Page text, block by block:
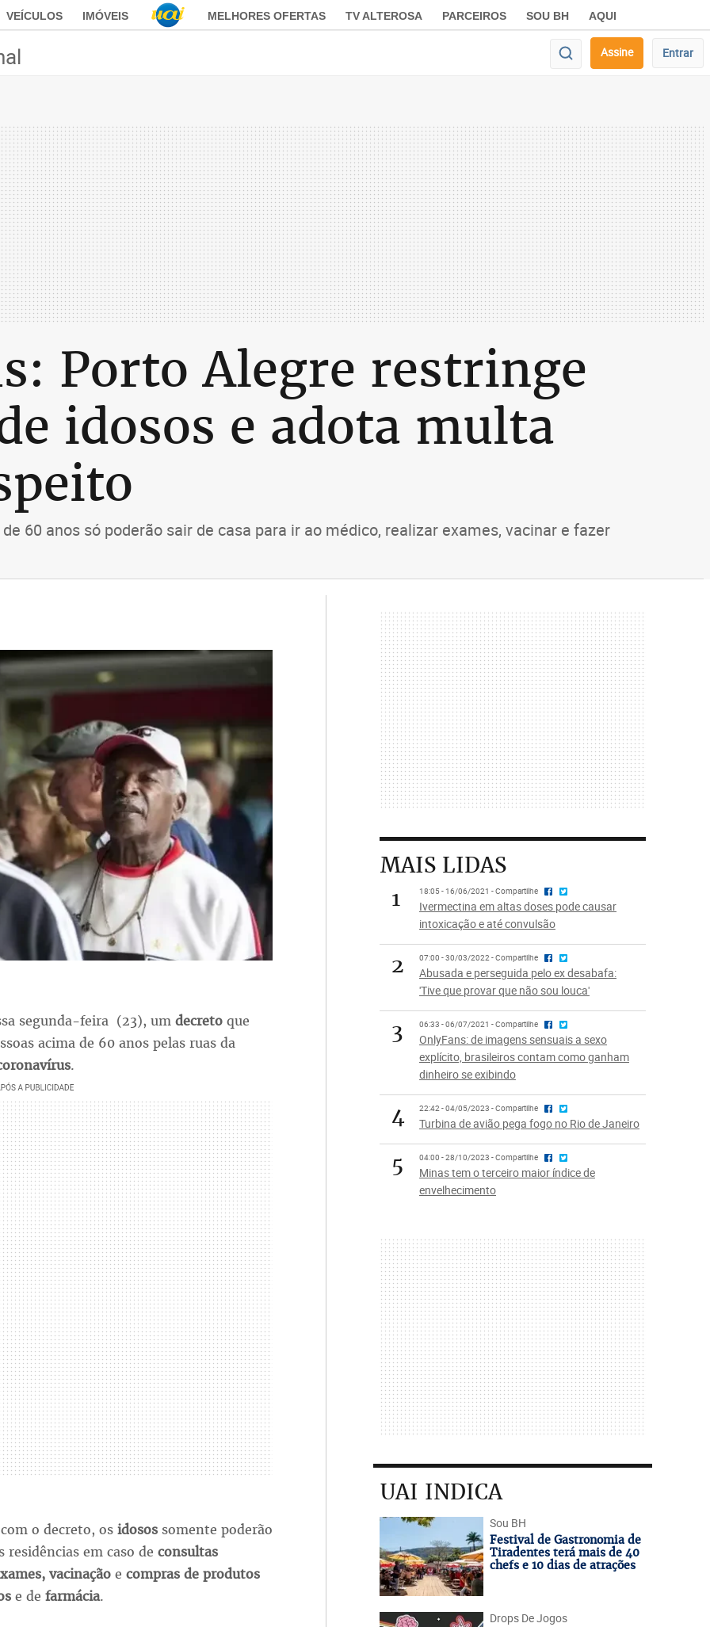
VEÍCULOS IMÓVEIS MELHORES OFERTAS TV ALTEROSA PARCEIROS SOU BH AQUI
Assine Entrar
Porto Alegre restringe
idosos e adota multa
60 anos só poderão sair de casa para ir ao médico, realizar exames, vacinar e fazer
segunda-feira (23), um decreto que
acima de 60 anos pelas ruas da
.
o decreto, os idosos somente poderão
residências em caso de consultas
vacinação e compras de produtos
e de farmácia.
MAIS LIDAS
1
18:05 - 16/06/2021 - Compartilhe
Ivermectina em altas doses pode causar
intoxicação e até convulsão
2 07:00 - 30/03/2022 - Compartilhe
Abusada e perseguida pelo ex desabafa:
'Tive que provar que não sou louca'
3 06:33 - 06/07/2021 - Compartilhe
OnlyFans: de imagens sensuais a sexo
explícito, brasileiros contam como ganham
dinheiro se exibindo
4 22:42 - 04/05/2023 - Compartilhe
Turbina de avião pega fogo no Rio de Janeiro
5 04:00 - 28/10/2023 - Compartilhe
Minas tem o terceiro maior índice de
envelhecimento
UAI INDICA
Sou BH
Festival de Gastronomia de
Tiradentes terá mais de 40
chefs e 10 dias de atrações
Drops De Jogos